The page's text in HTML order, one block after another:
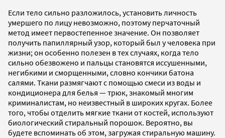
Если тело сильно разложилось, установить личность
умершего по лицу невозможно, поэтому перчаточный
метод имеет первостепенное значение. Он позволяет
получить папиллярный узор, который был у человека при
жизни; он особенно полезен в тех случаях, когда тело
сильно обезвожено и пальцы становятся иссушенными,
негибкими и сморщенными, словно кончики батона
салями. Ткани размягчают с помощью смеси из воды и
кондиционера для белья — трюк, знакомый многим
криминалистам, но неизвестный в широких кругах. Более
того, чтобы отделить мягкие ткани от костей, используют
биологический стиральный порошок. Вероятно, вы
будете вспоминать об этом, загружая стиральную машину.